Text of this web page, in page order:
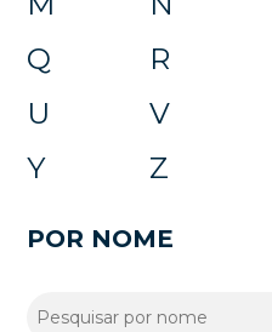
Q
R
U
V
Y
Z
POR NOME